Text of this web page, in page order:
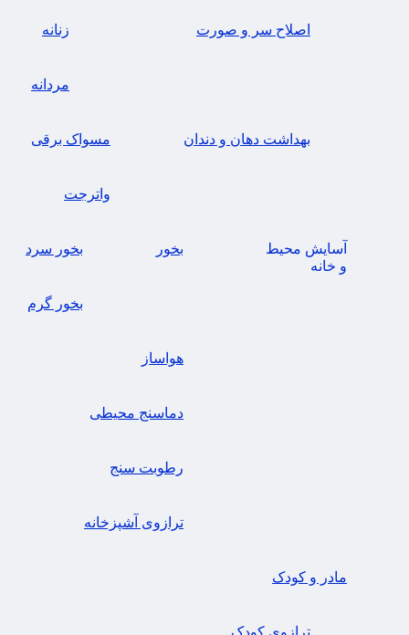
اصلاح سر و صورت زنانه
مردانه
بهداشت دهان و دندان مسواک برقی
واترجت
آسایش محیط
و خانه
بخور بخور سرد
بخور گرم
هواساز
دماسنج محیطی
رطوبت سنج
ترازوی آشپزخانه
مادر و کودک
ترازوی کودک